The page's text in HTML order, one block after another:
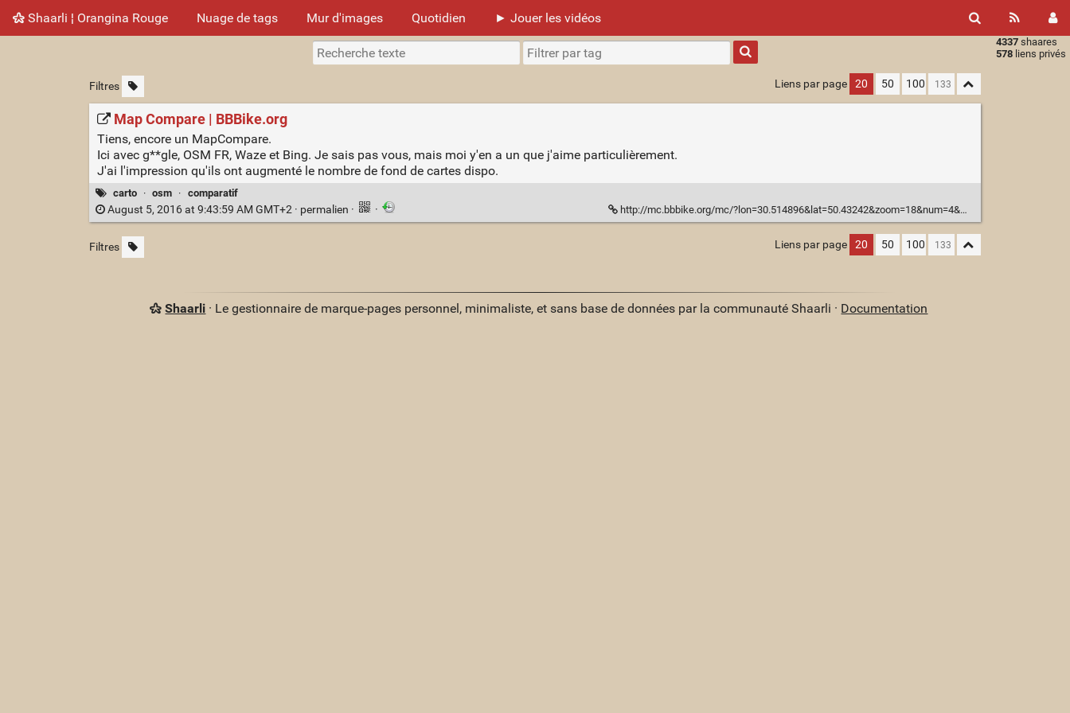
Shaarli ¦ Orangina Rouge Nuage de tags Mur d'images Quotidien ► Jouer les vidéos
4337 shaares
578 liens privés
Type 1 or
more
characters
results.
Filtres Liens par page 20 50 100
Map Compare | BBBike.org
Tiens, encore un MapCompare.
Ici avec g**gle, OSM FR, Waze et Bing. Je sais pas vous, mais moi y'en a un que j'aime particulièrement.
J'ai l'impression qu'ils ont augmenté le nombre de fond de cartes dispo.
carto · osm · comparatif
August 5, 2016 at 9:43:59 AM GMT+2 · permalien · · http://mc.bbbike.org/mc/?lon=30.514896&lat=50.43242&zoom=18&num=4&mt0=google-map&mt1=osmfr&mt2=waze-world&mt3=bing-map&marker=
Filtres Liens par page 20 50 100
Shaarli · Le gestionnaire de marque-pages personnel, minimaliste, et sans base de données par la communauté Shaarli · Documentation